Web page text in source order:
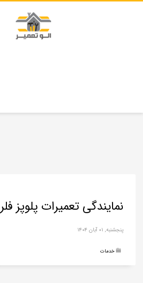
نمایندگی تعمیرات پلوپز فلر
پنجشنبه, ۰۱ آبان ۱۴۰۴
خدمات